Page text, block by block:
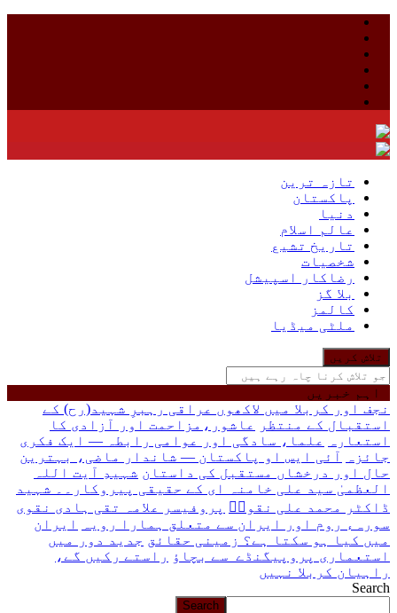
Skip
content
تازہ ترین
پاکستان
دنیا
عالم اسلام
تاریخ تشیع
شخصیات
رضاکار اسپیشل
بلا گز
کالمز
ملٹی میڈیا
جو
تلاش
کرنا
چاہ
رہے
ہیں
یہاں
لکھیں
اہم خبریں
نجف اور کربلا میں لاکھوں عراقی رہبرِ شہید(رح) کے
استقبال کے منتظر
عاشور،مزاحمت اور آزادی کا
استعارہ
علما، سادگی اور عوامی رابطہ — ایک فکری
جائزہ
آئی ایس او پاکستان — شاندار ماضی، بہترین
حال اور درخشاں مستقبل کی داستان شہیدِ آیت اللہ
العظمیٰ سید علی خامنہ ای کے حقیقی پیروکار۔۔ شہید
ڈاکٹر محمد علی نقویؒ پروفیسر علامہ تقی ہادی نقوی
سورہء روم اور ایران سے متعلق ہمارا رویہ
ایران
میں کیا ہو سکتا ہے؟ زمینی حقائق جدید دور میں
استعماری پروپیگنڈے سے بچاؤ راستے رکیں گے،
راہیان کربلا نہیں
Search
Search